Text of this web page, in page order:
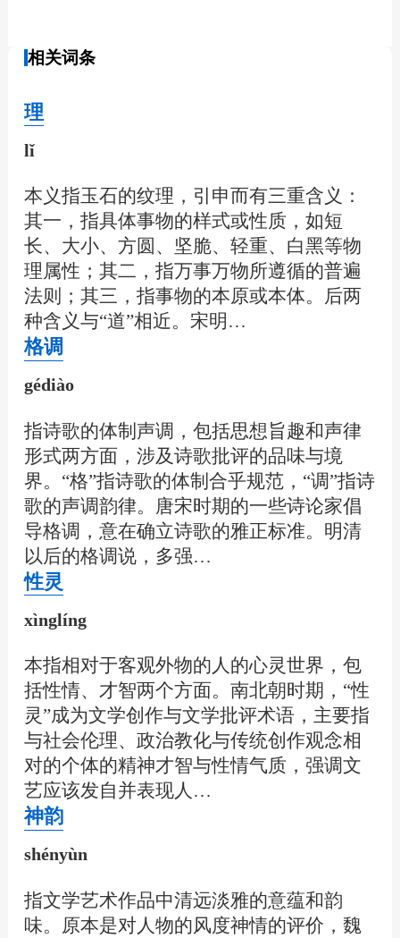
相关词条
理
lǐ
本义指玉石的纹理，引申而有三重含义：
其一，指具体事物的样式或性质，如短
长、大小、方圆、坚脆、轻重、白黑等物
理属性；其二，指万事万物所遵循的普遍
法则；其三，指事物的本原或本体。后两
种含义与“道”相近。宋明…
格调
gédiào
指诗歌的体制声调，包括思想旨趣和声律
形式两方面，涉及诗歌批评的品味与境
界。“格”指诗歌的体制合乎规范，“调”指诗
歌的声调韵律。唐宋时期的一些诗论家倡
导格调，意在确立诗歌的雅正标准。明清
以后的格调说，多强…
性灵
xìnglíng
本指相对于客观外物的人的心灵世界，包
括性情、才智两个方面。南北朝时期，“性
灵”成为文学创作与文学批评术语，主要指
与社会伦理、政治教化与传统创作观念相
对的个体的精神才智与性情气质，强调文
艺应该发自并表现人…
神韵
shényùn
指文学艺术作品中清远淡雅的意蕴和韵
味。原本是对人物的风度神情的评价，魏